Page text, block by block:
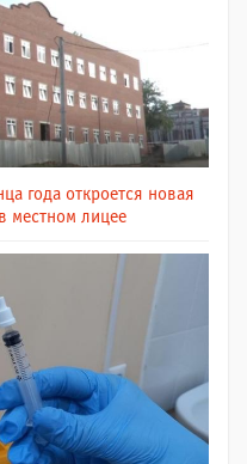
года откроется новая
местном лицее